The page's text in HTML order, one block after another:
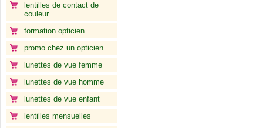
lentilles de contact de
couleur
formation opticien
promo chez un opticien
lunettes de vue femme
lunettes de vue homme
lunettes de vue enfant
lentilles mensuelles